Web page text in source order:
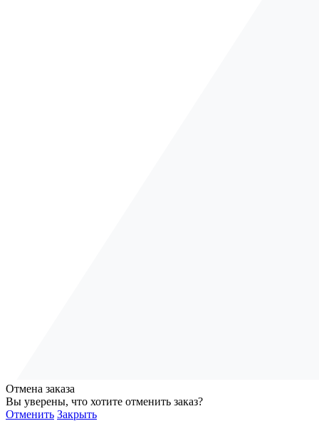
Отмена заказа
Вы уверены, что хотите отменить заказ?
Отменить Закрыть